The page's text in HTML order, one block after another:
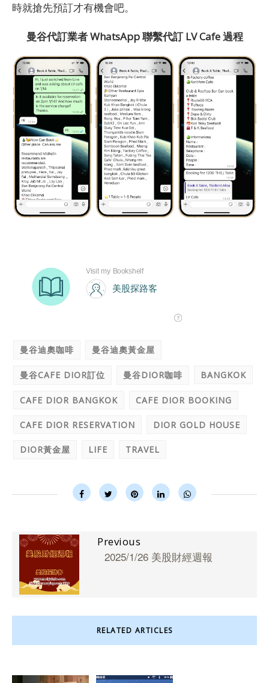
時就搶先預訂才有機會吧。
曼谷代訂業者 WhatsApp 聯繫代訂 LV Cafe 過程
曼谷迪奧咖啡 曼谷迪奧黃金屋
曼谷CAFE DIOR訂位 曼谷DIOR咖啡 BANGKOK
CAFE DIOR BANGKOK CAFE DIOR BOOKING
CAFE DIOR RESERVATION DIOR GOLD HOUSE
DIOR黃金屋 LIFE TRAVEL
Previous
2025/1/26 美股財經週報
RELATED ARTICLES